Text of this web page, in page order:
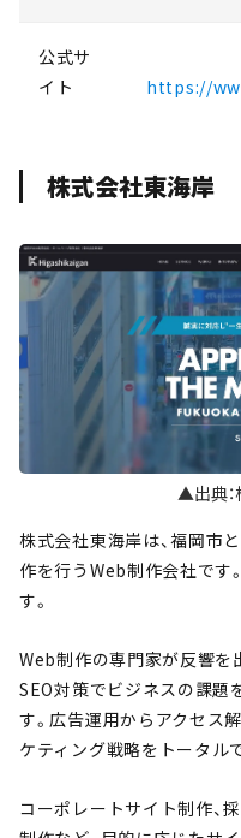
公式サ
イト
https://
株式会社東海岸
▲出典
株式会社東海岸は、福岡市
作を行うWeb制作会社です
す。
Web制作の専門家が反響を
SEO対策でビジネスの課題
す。広告運用からアクセス
ケティング戦略をトータル
コーポレートサイト制作、